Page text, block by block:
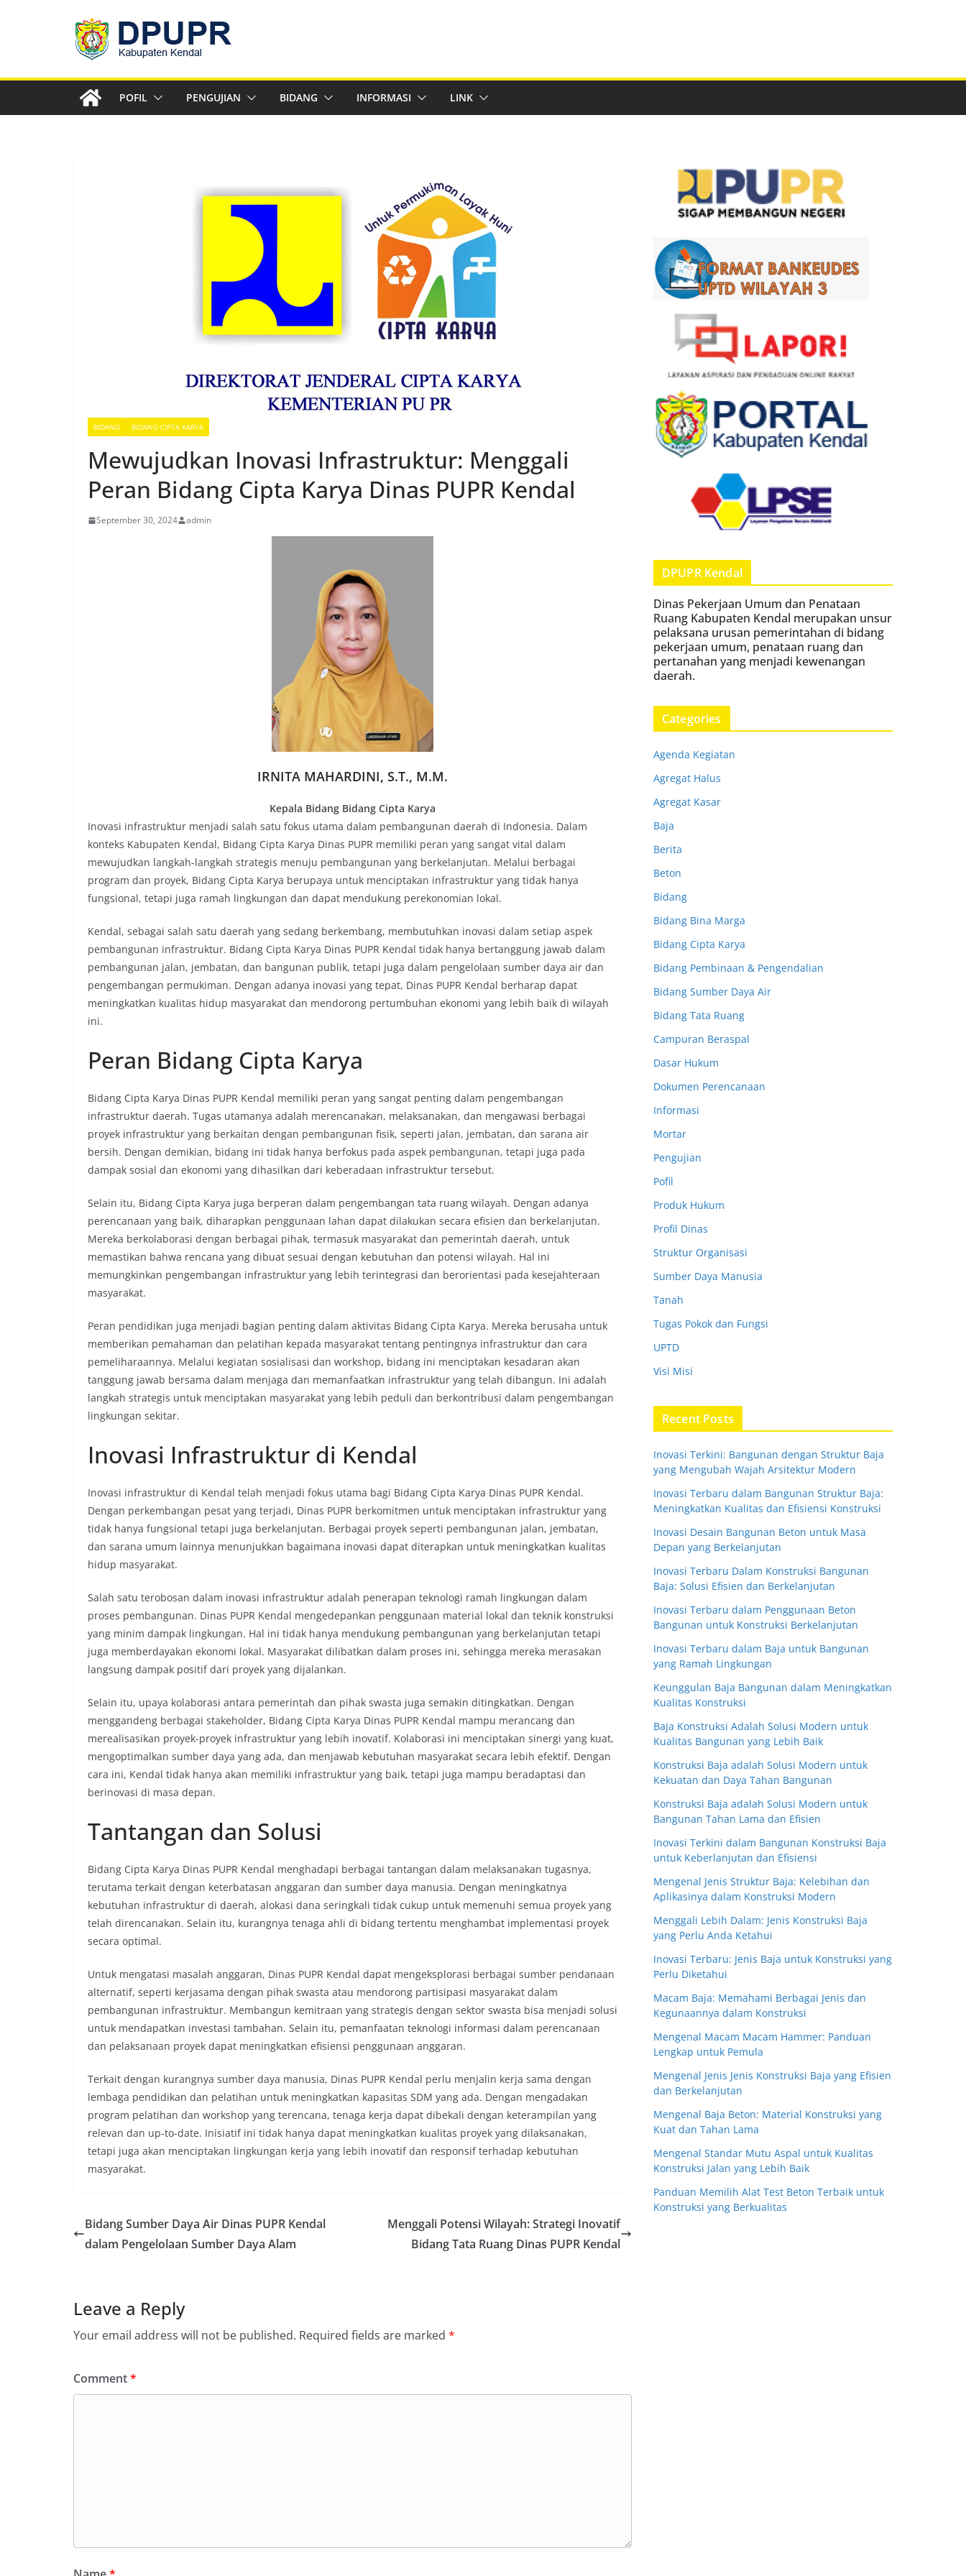
POFIL PENGUJIAN BIDANG INFORMASI LINK
BIDANG BIDANG CIPTA KARYA
Mewujudkan Inovasi Infrastruktur: Menggali
Peran Bidang Cipta Karya Dinas PUPR Kendal
September 30, 2024 admin
IRNITA MAHARDINI, S.T., M.M.
Kepala Bidang Bidang Cipta Karya
Inovasi infrastruktur menjadi salah satu fokus utama dalam pembangunan daerah di Indonesia. Dalam
konteks Kabupaten Kendal, Bidang Cipta Karya Dinas PUPR memiliki peran yang sangat vital dalam
mewujudkan langkah-langkah strategis menuju pembangunan yang berkelanjutan. Melalui berbagai
program dan proyek, Bidang Cipta Karya berupaya untuk menciptakan infrastruktur yang tidak hanya
fungsional, tetapi juga ramah lingkungan dan dapat mendukung perekonomian lokal.
Kendal, sebagai salah satu daerah yang sedang berkembang, membutuhkan inovasi dalam setiap aspek
pembangunan infrastruktur. Bidang Cipta Karya Dinas PUPR Kendal tidak hanya bertanggung jawab dalam
pembangunan jalan, jembatan, dan bangunan publik, tetapi juga dalam pengelolaan sumber daya air dan
pengembangan permukiman. Dengan adanya inovasi yang tepat, Dinas PUPR Kendal berharap dapat
meningkatkan kualitas hidup masyarakat dan mendorong pertumbuhan ekonomi yang lebih baik di wilayah
ini.
Peran Bidang Cipta Karya
Bidang Cipta Karya Dinas PUPR Kendal memiliki peran yang sangat penting dalam pengembangan
infrastruktur daerah. Tugas utamanya adalah merencanakan, melaksanakan, dan mengawasi berbagai
proyek infrastruktur yang berkaitan dengan pembangunan fisik, seperti jalan, jembatan, dan sarana air
bersih. Dengan demikian, bidang ini tidak hanya berfokus pada aspek pembangunan, tetapi juga pada
dampak sosial dan ekonomi yang dihasilkan dari keberadaan infrastruktur tersebut.
Selain itu, Bidang Cipta Karya juga berperan dalam pengembangan tata ruang wilayah. Dengan adanya
perencanaan yang baik, diharapkan penggunaan lahan dapat dilakukan secara efisien dan berkelanjutan.
Mereka berkolaborasi dengan berbagai pihak, termasuk masyarakat dan pemerintah daerah, untuk
memastikan bahwa rencana yang dibuat sesuai dengan kebutuhan dan potensi wilayah. Hal ini
memungkinkan pengembangan infrastruktur yang lebih terintegrasi dan berorientasi pada kesejahteraan
masyarakat.
Peran pendidikan juga menjadi bagian penting dalam aktivitas Bidang Cipta Karya. Mereka berusaha untuk
memberikan pemahaman dan pelatihan kepada masyarakat tentang pentingnya infrastruktur dan cara
pemeliharaannya. Melalui kegiatan sosialisasi dan workshop, bidang ini menciptakan kesadaran akan
tanggung jawab bersama dalam menjaga dan memanfaatkan infrastruktur yang telah dibangun. Ini adalah
langkah strategis untuk menciptakan masyarakat yang lebih peduli dan berkontribusi dalam pengembangan
lingkungan sekitar.
Inovasi Infrastruktur di Kendal
Inovasi infrastruktur di Kendal telah menjadi fokus utama bagi Bidang Cipta Karya Dinas PUPR Kendal.
Dengan perkembangan pesat yang terjadi, Dinas PUPR berkomitmen untuk menciptakan infrastruktur yang
tidak hanya fungsional tetapi juga berkelanjutan. Berbagai proyek seperti pembangunan jalan, jembatan,
dan sarana umum lainnya menunjukkan bagaimana inovasi dapat diterapkan untuk meningkatkan kualitas
hidup masyarakat.
Salah satu terobosan dalam inovasi infrastruktur adalah penerapan teknologi ramah lingkungan dalam
proses pembangunan. Dinas PUPR Kendal mengedepankan penggunaan material lokal dan teknik konstruksi
yang minim dampak lingkungan. Hal ini tidak hanya mendukung pembangunan yang berkelanjutan tetapi
juga memberdayakan ekonomi lokal. Masyarakat dilibatkan dalam proses ini, sehingga mereka merasakan
langsung dampak positif dari proyek yang dijalankan.
Selain itu, upaya kolaborasi antara pemerintah dan pihak swasta juga semakin ditingkatkan. Dengan
menggandeng berbagai stakeholder, Bidang Cipta Karya Dinas PUPR Kendal mampu merancang dan
merealisasikan proyek-proyek infrastruktur yang lebih inovatif. Kolaborasi ini menciptakan sinergi yang kuat,
mengoptimalkan sumber daya yang ada, dan menjawab kebutuhan masyarakat secara lebih efektif. Dengan
cara ini, Kendal tidak hanya akan memiliki infrastruktur yang baik, tetapi juga mampu beradaptasi dan
berinovasi di masa depan.
Tantangan dan Solusi
Bidang Cipta Karya Dinas PUPR Kendal menghadapi berbagai tantangan dalam melaksanakan tugasnya,
terutama terkait dengan keterbatasan anggaran dan sumber daya manusia. Dengan meningkatnya
kebutuhan infrastruktur di daerah, alokasi dana seringkali tidak cukup untuk memenuhi semua proyek yang
telah direncanakan. Selain itu, kurangnya tenaga ahli di bidang tertentu menghambat implementasi proyek
secara optimal.
Untuk mengatasi masalah anggaran, Dinas PUPR Kendal dapat mengeksplorasi berbagai sumber pendanaan
alternatif, seperti kerjasama dengan pihak swasta atau mendorong partisipasi masyarakat dalam
pembangunan infrastruktur. Membangun kemitraan yang strategis dengan sektor swasta bisa menjadi solusi
untuk mendapatkan investasi tambahan. Selain itu, pemanfaatan teknologi informasi dalam perencanaan
dan pelaksanaan proyek dapat meningkatkan efisiensi penggunaan anggaran.
Terkait dengan kurangnya sumber daya manusia, Dinas PUPR Kendal perlu menjalin kerja sama dengan
lembaga pendidikan dan pelatihan untuk meningkatkan kapasitas SDM yang ada. Dengan mengadakan
program pelatihan dan workshop yang terencana, tenaga kerja dapat dibekali dengan keterampilan yang
relevan dan up-to-date. Inisiatif ini tidak hanya dapat meningkatkan kualitas proyek yang dilaksanakan,
tetapi juga akan menciptakan lingkungan kerja yang lebih inovatif dan responsif terhadap kebutuhan
masyarakat.
Bidang Sumber Daya Air Dinas PUPR Kendal
dalam Pengelolaan Sumber Daya Alam
Menggali Potensi Wilayah: Strategi Inovatif
Bidang Tata Ruang Dinas PUPR Kendal
Leave a Reply
Your email address will not be published. Required fields are marked *
Comment*
DPUPR Kendal
Dinas Pekerjaan Umum dan Penataan
Ruang Kabupaten Kendal merupakan unsur
pelaksana urusan pemerintahan di bidang
pekerjaan umum, penataan ruang dan
pertanahan yang menjadi kewenangan
daerah.
Categories
Agenda Kegiatan
Agregat Halus
Agregat Kasar
Baja
Berita
Beton
Bidang
Bidang Bina Marga
Bidang Cipta Karya
Bidang Pembinaan & Pengendalian
Bidang Sumber Daya Air
Bidang Tata Ruang
Campuran Beraspal
Dasar Hukum
Dokumen Perencanaan
Informasi
Mortar
Pengujian
Pofil
Produk Hukum
Profil Dinas
Struktur Organisasi
Sumber Daya Manusia
Tanah
Tugas Pokok dan Fungsi
UPTD
Visi Misi
Recent Posts
Inovasi Terkini: Bangunan dengan Struktur Baja
yang Mengubah Wajah Arsitektur Modern
Inovasi Terbaru dalam Bangunan Struktur Baja:
Meningkatkan Kualitas dan Efisiensi Konstruksi
Inovasi Desain Bangunan Beton untuk Masa
Depan yang Berkelanjutan
Inovasi Terbaru Dalam Konstruksi Bangunan
Baja: Solusi Efisien dan Berkelanjutan
Inovasi Terbaru dalam Penggunaan Beton
Bangunan untuk Konstruksi Berkelanjutan
Inovasi Terbaru dalam Baja untuk Bangunan
yang Ramah Lingkungan
Keunggulan Baja Bangunan dalam Meningkatkan
Kualitas Konstruksi
Baja Konstruksi Adalah Solusi Modern untuk
Kualitas Bangunan yang Lebih Baik
Konstruksi Baja adalah Solusi Modern untuk
Kekuatan dan Daya Tahan Bangunan
Konstruksi Baja adalah Solusi Modern untuk
Bangunan Tahan Lama dan Efisien
Inovasi Terkini dalam Bangunan Konstruksi Baja
untuk Keberlanjutan dan Efisiensi
Mengenal Jenis Struktur Baja: Kelebihan dan
Aplikasinya dalam Konstruksi Modern
Menggali Lebih Dalam: Jenis Konstruksi Baja
yang Perlu Anda Ketahui
Inovasi Terbaru: Jenis Baja untuk Konstruksi yang
Perlu Diketahui
Macam Baja: Memahami Berbagai Jenis dan
Kegunaannya dalam Konstruksi
Mengenal Macam Macam Hammer: Panduan
Lengkap untuk Pemula
Mengenal Jenis Jenis Konstruksi Baja yang Efisien
dan Berkelanjutan
Mengenal Baja Beton: Material Konstruksi yang
Kuat dan Tahan Lama
Mengenal Standar Mutu Aspal untuk Kualitas
Konstruksi Jalan yang Lebih Baik
Panduan Memilih Alat Test Beton Terbaik untuk
Konstruksi yang Berkualitas